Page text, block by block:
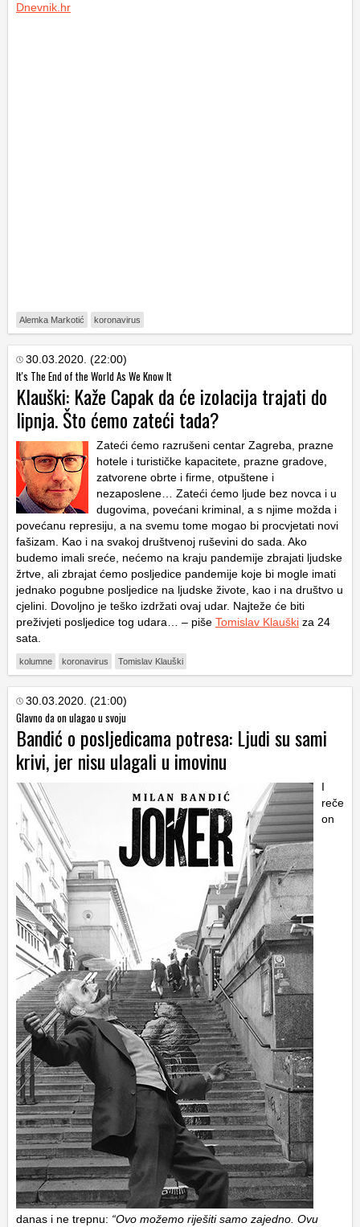
Dnevnik.hr
Alemka Markotić koronavirus
30.03.2020. (22:00)
It's The End of the World As We Know It
Klauški: Kaže Capak da će izolacija trajati do
lipnja. Što ćemo zateći tada?
Zateći ćemo razrušeni centar Zagreba, prazne
hotele i turističke kapacitete, prazne gradove,
zatvorene obrte i firme, otpuštene i
nezaposlene… Zateći ćemo ljude bez novca i u
dugovima, povećani kriminal, a s njime možda i
povećanu represiju, a na svemu tome mogao bi procvjetati novi
fašizam. Kao i na svakoj društvenoj ruševini do sada. Ako
budemo imali sreće, nećemo na kraju pandemije zbrajati ljudske
žrtve, ali zbrajat ćemo posljedice pandemije koje bi mogle imati
jednako pogubne posljedice na ljudske živote, kao i na društvo u
cjelini. Dovoljno je teško izdržati ovaj udar. Najteže će biti
preživjeti posljedice tog udara… – piše Tomislav Klauški za 24
sata.
kolumne koronavirus Tomislav Klauški
30.03.2020. (21:00)
Glavno da on ulagao u svoju
Bandić o posljedicama potresa: Ljudi su sami
krivi, jer nisu ulagali u imovinu
I
reče
on
danas i ne trepnu: “Ovo možemo riješiti samo zajedno. Ovu